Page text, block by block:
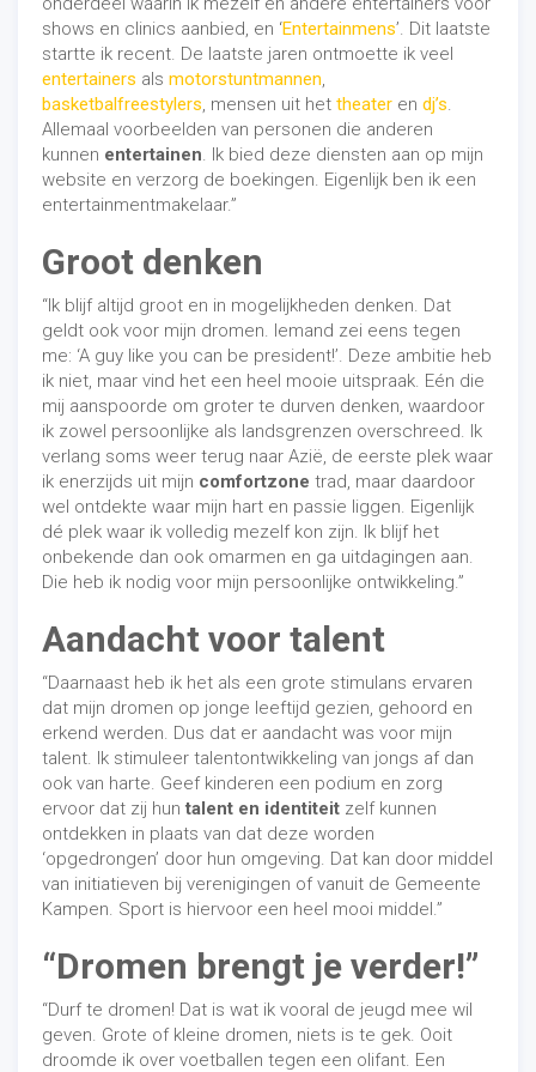
shows en clinics aanbied, en ‘Entertainmens’. Dit laatste
startte ik recent. De laatste jaren ontmoette ik veel
entertainers als motorstuntmannen
basketbalfreestylers , mensen uit het theater en dj’s
Allemaal voorbeelden van personen die anderen
kunnen entertainen . Ik bied deze diensten aan op mijn
website en verzorg de boekingen. Eigenlijk ben ik een
entertainmentmakelaar.”
Groot denken
“Ik blijf altijd groot en in mogelijkheden denken. Dat
geldt ook voor mijn dromen. Iemand zei eens tegen
me: ‘A guy like you can be president!’. Deze ambitie heb
ik niet, maar vind het een heel mooie uitspraak. Eén die
mij aanspoorde om groter te durven denken, waardoor
ik zowel persoonlijke als landsgrenzen overschreed. Ik
verlang soms weer terug naar Azië, de eerste plek waar
ik enerzijds uit mijn comfortzone trad, maar daardoor
wel ontdekte waar mijn hart en passie liggen. Eigenlijk
dé plek waar ik volledig mezelf kon zijn. Ik blijf het
onbekende dan ook omarmen en ga uitdagingen aan.
Die heb ik nodig voor mijn persoonlijke ontwikkeling.”
Aandacht voor talent
“Daarnaast heb ik het als een grote stimulans ervaren
dat mijn dromen op jonge leeftijd gezien, gehoord en
erkend werden. Dus dat er aandacht was voor mijn
talent. Ik stimuleer talentontwikkeling van jongs af dan
ook van harte. Geef kinderen een podium en zorg
ervoor dat zij hun talent en identiteit zelf kunnen
ontdekken in plaats van dat deze worden
‘opgedrongen’ door hun omgeving. Dat kan door middel
van initiatieven bij verenigingen of vanuit de Gemeente
Kampen. Sport is hiervoor een heel mooi middel.”
“Dromen brengt je verder!”
“Durf te dromen! Dat is wat ik vooral de jeugd mee wil
geven. Grote of kleine dromen, niets is te gek. Ooit
droomde ik over voetballen tegen een olifant. Een